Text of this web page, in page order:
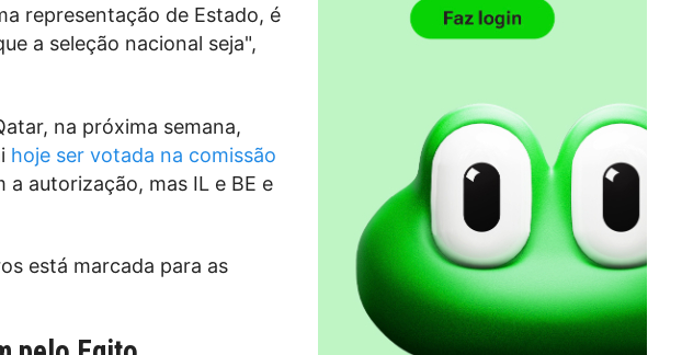
representação de Estado, é
a seleção nacional seja",
na próxima semana,
hoje ser votada na comissão
a autorização, mas IL e BE e
está marcada para as